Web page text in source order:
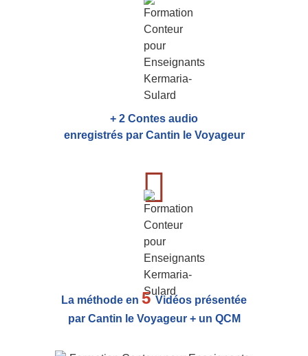
+ 2 Contes audio
enregistrés par Cantin le Voyageur
La méthode en 5Vidéos présentée
par Cantin le Voyageur + un QCM